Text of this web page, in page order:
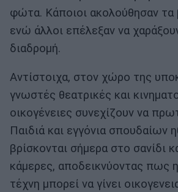
φώτα. Κάποιοι ακολούθησαν τα
ενώ άλλοι επέλεξαν να
διαδρομή.
Αντίστοιχα, στον χώρο της
γνωστές θεατρικές και
οικογένειες συνεχίζουν να
Παιδιά και εγγόνια σπουδαίων
βρίσκονται σήμερα στο σανίδι
κάμερες, αποδεικνύοντας πως
τέχνη μπορεί να γίνει